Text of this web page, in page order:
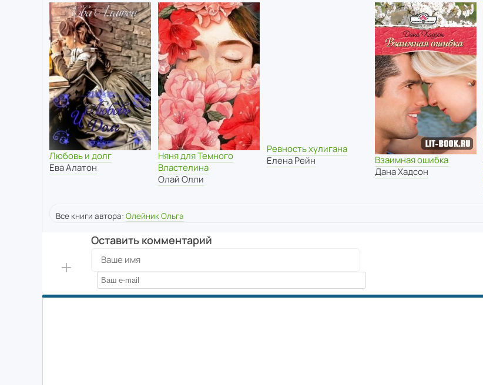
Любовь и долг
Ева Алатон
Няня для Темного
Властелина
Олай Олли
Ревность хулигана
Елена Рейн
Взаимная ошибка
Дана Хадсон
Все книги автора: Олейник Ольга
Оставить комментарий